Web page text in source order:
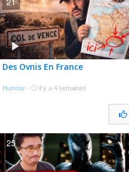
Des Ovnis En France
Humour · il y a 4 semaines
25